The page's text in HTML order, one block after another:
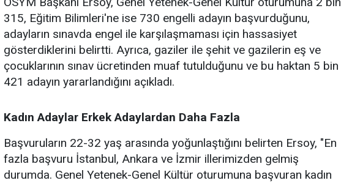
315, Eğitim Bilimleri'ne ise 730 engelli adayın başvurduğunu,
adayların sınavda engel ile karşılaşmaması için hassasiyet
gösterdiklerini belirtti. Ayrıca, gaziler ile şehit ve gazilerin eş ve
çocuklarının sınav ücretinden muaf tutulduğunu ve bu haktan 5 bin
421 adayın yararlandığını açıkladı.
Kadın Adaylar Erkek Adaylardan Daha Fazla
Başvuruların 22-32 yaş arasında yoğunlaştığını belirten Ersoy, "En
fazla başvuru İstanbul, Ankara ve İzmir illerimizden gelmiş
durumda. Genel Yetenek-Genel Kültür oturumuna başvuran kadın